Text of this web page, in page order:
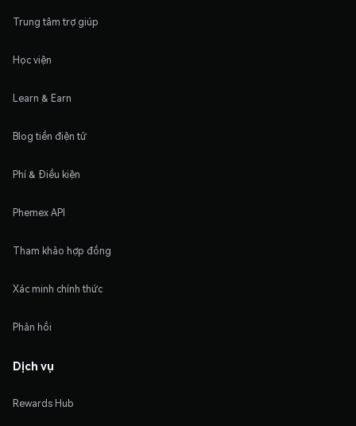
Trung tâm trợ giúp
Học viện
Learn & Earn
Blog tiền điện tử
Phí & Điều kiện
Phemex API
Tham khảo hợp đồng
Xác minh chính thức
Phản hồi
Dịch vụ
Rewards Hub